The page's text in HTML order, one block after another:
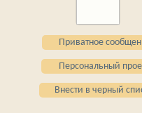
Приватное
Персональный
Внести в черный